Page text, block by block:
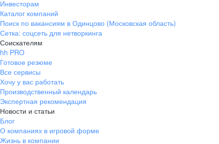
Инвесторам
Каталог компаний
Поиск по вакансиям в Одинцово (Московская область)
Сетка: соцсеть для нетворкинга
Соискателям
hh PRO
Готовое резюме
Все сервисы
Хочу у вас работать
Производственный календарь
Экспертная рекомендация
Новости и статьи
Блог
О компаниях в игровой форме
Жизнь в компании